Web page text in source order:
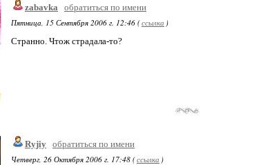
zabavka
обратиться по имени
Пятница, 15 Сентября 2006 г. 12:46 (ссылка )
Странно. Чтож страдала-то?
Ryjiy обратиться по имени
Четверг, 26 Октября 2006 г. 17:48 (ссылка )